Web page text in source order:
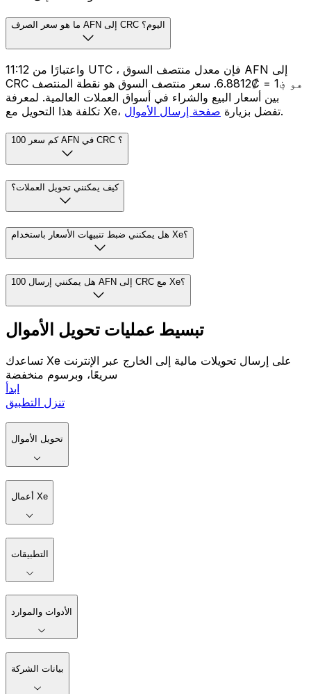
ما هو سعر الصرف AFN إلى CRC اليوم؟
واعتبارًا من 11:12 UTC ، فإن معدل منتصف السوق AFN إلى
CRC هو ؋1 = ₡6.8812. سعر منتصف السوق هو نقطة المنتصف
بين أسعار البيع والشراء في أسواق العملات العالمية. لمعرفة
تكلفة هذا التحويل مع Xe، تفضل بزيارة صفحة إرسال الأموال .
كم سعر 100 AFN في CRC ؟
كيف يمكنني تحويل العملات؟
هل يمكنني ضبط تنبيهات الأسعار باستخدام Xe؟
هل يمكنني إرسال 100 AFN إلى CRC مع Xe؟
تبسيط عمليات تحويل الأموال
تساعدك Xe على إرسال تحويلات مالية إلى الخارج عبر الإنترنت
سريعًا، وبرسوم منخفضة
ابدأ
تنزل التطبيق
تحويل الأموال
أعمال Xe
التطبيقات
الأدوات والموارد
بيانات الشركة